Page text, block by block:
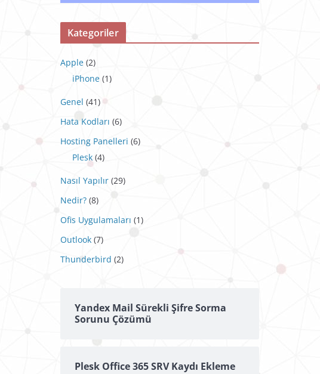
Kategoriler
Apple (2)
iPhone (1)
Genel (41)
Hata Kodları (6)
Hosting Panelleri (6)
Plesk (4)
Nasıl Yapılır (29)
Nedir? (8)
Ofis Uygulamaları (1)
Outlook (7)
Thunderbird (2)
Yandex Mail Sürekli Şifre Sorma
Sorunu Çözümü
Plesk Office 365 SRV Kaydı Ekleme